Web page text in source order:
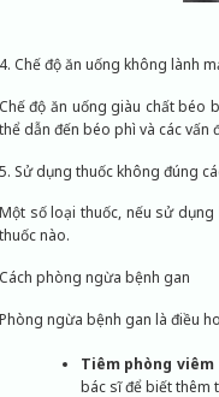
4. Chế độ ăn uống không lành
Chế độ ăn uống giàu chất béo
thể dẫn đến béo phì và các vấn
5. Sử dụng thuốc không đúng
Một số loại thuốc, nếu sử
thuốc nào.
Cách phòng ngừa bệnh gan
Phòng ngừa bệnh gan là điều
Tiêm phòng viêm
bác sĩ để biết thêm